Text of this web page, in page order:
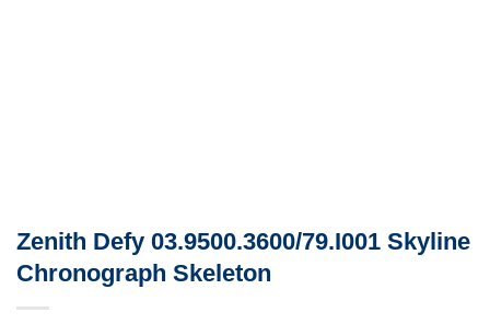
Zenith Defy 03.9500.3600/79.I001 Skyline
Chronograph Skeleton